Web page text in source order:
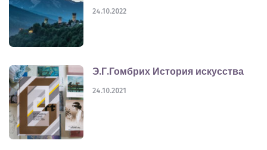
24.10.2022
Э.Г.Гомбрих История искусства
24.10.2021